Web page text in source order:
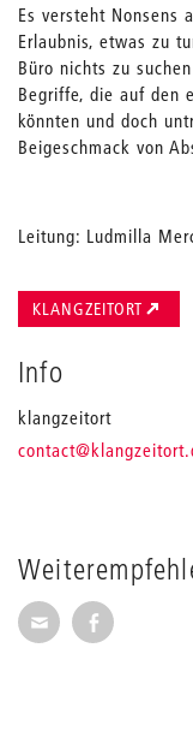
Seite per E-
Seite auf
Es versteht Nonsens
Erlaubnis, etwas zu
Büro nichts zu
Begriffe, die auf den
könnten und doch
Beigeschmack von
Leitung: Ludmilla
KLANGZEITORT
Info
klangzeitort
contact_